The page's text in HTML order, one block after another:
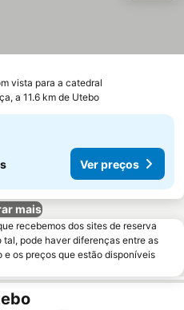
vista para a catedral
a 11.6 km de Utebo
Ver preços
mais
recebemos dos sites de reserva
tal, pode haver diferenças entre as
os preços que estão disponíveis